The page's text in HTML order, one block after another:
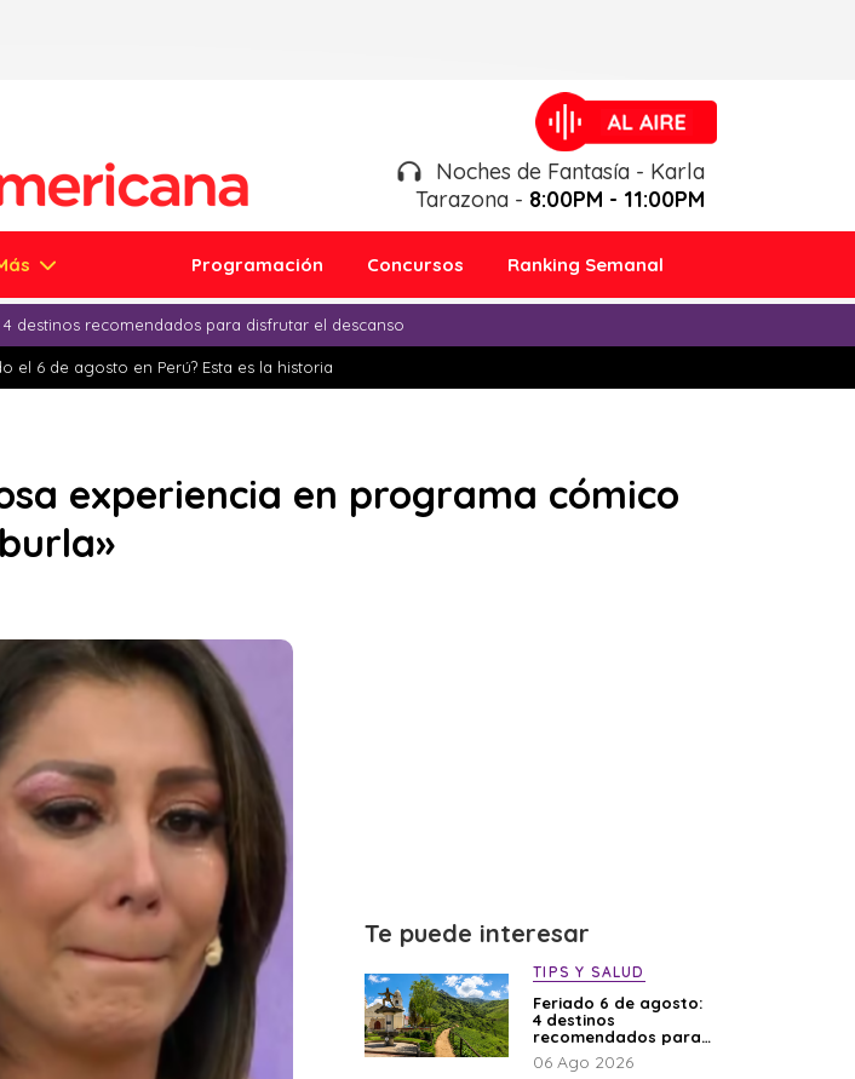
Noches de Fantasía - Karla
Tarazona - 8:00PM - 11:00PM
Programación Concursos Ranking Semanal
destinos recomendados para disfrutar el descanso
el 6 de agosto en Perú? Esta es la historia
experiencia en programa cómico
Te puede interesar
TIPS Y SALUD
Feriado 6 de agosto:
4 destinos
recomendados para
disfrutar el descanso
06 Ago 2026